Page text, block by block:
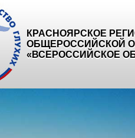
КРАСНОЯРСКОЕ
ОБЩЕРОССИЙСКОЙ
«ВСЕРОССИЙСКОЕ